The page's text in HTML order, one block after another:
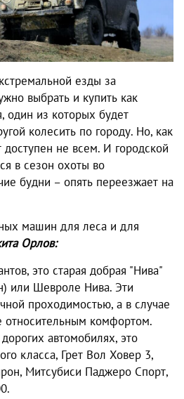
езды за
выбрать и купить как
один из которых будет
колесить по городу. Но, как
доступен не всем. И городской
в сезон охоты во
будни – опять переезжает на
машин для леса и для
Орлов:
это старая добрая "Нива"
или Шевроле Нива. Эти
проходимостью, а в случае
комфортом.
автомобилях, это
класса, Грет Вол Ховер 3,
Митсубиси Паджеро Спорт,